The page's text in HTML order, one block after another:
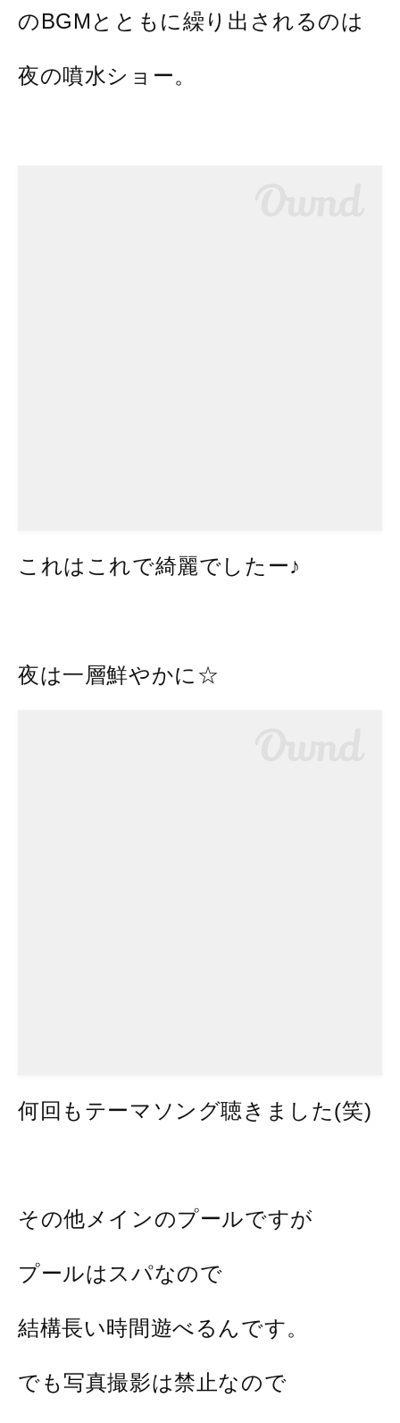
のBGMとともに繰り出されるのは
夜の噴水ショー。
これはこれで綺麗でしたー♪
夜は一層鮮やかに☆
何回もテーマソング聴きました(笑)
その他メインのプールですが
プールはスパなので
結構長い時間遊べるんです。
でも写真撮影は禁止なので